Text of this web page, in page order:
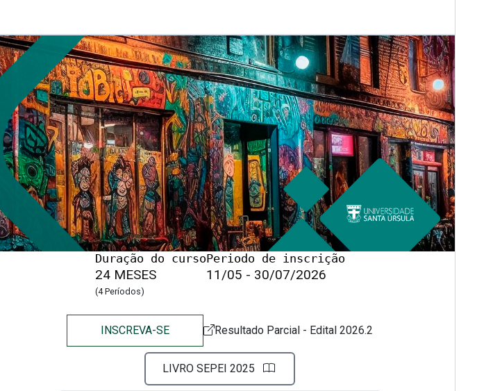
Duração do curso
24 MESES
(4 Períodos)
Periodo de inscrição
11/05 - 30/07/2026
INSCREVA-SE Resultado Parcial - Edital 2026.2
LIVRO SEPEI 2025